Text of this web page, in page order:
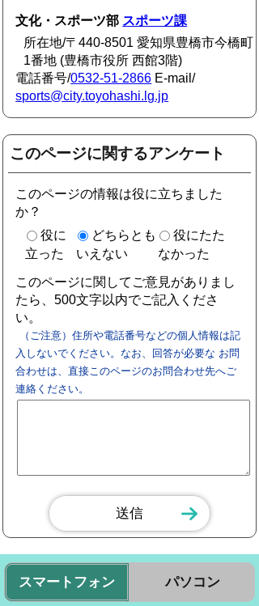
文化・スポーツ部 スポーツ課
所在地/〒440-8501 愛知県豊橋市今橋町
1番地 (豊橋市役所 西館3階)
電話番号/0532-51-2866 E-mail/
sports@city.toyohashi.lg.jp
このページに関するアンケート
このページの情報は役に立ちました
か？
役に
立った
どちらとも
いえない
役にたた
なかった
このページに関してご意見がありまし
たら、500文字以内でご記入くださ
い。
（ご注意）住所や電話番号などの個人情報は記
入しないでください。なお、回答が必要な お問
合わせは、直接このページのお問合わせ先へご
連絡ください。
スマートフォン パソコン